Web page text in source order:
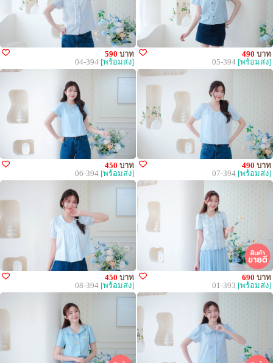
590 บาท
04-394 [พร้อมส่ง]
490 บาท
05-394 [พร้อมส่ง]
450 บาท
06-394 [พร้อมส่ง]
490 บาท
07-394 [พร้อมส่ง]
450 บาท
08-394 [พร้อมส่ง]
690 บาท
01-393 [พร้อมส่ง]